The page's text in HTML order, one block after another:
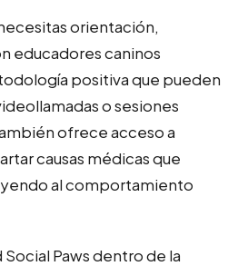
orientación,
educadores caninos
positiva que pueden
o sesiones
ofrece acceso a
causas médicas que
al comportamiento
Paws dentro de la